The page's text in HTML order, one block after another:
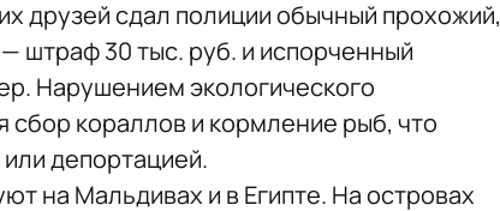
друзей сдал полиции обычный прохожий,
штраф 30 тыс. руб. и испорченный
Нарушением экологического
сбор кораллов и кормление рыб, что
депортацией.
на Мальдивах и в Египте. На островах